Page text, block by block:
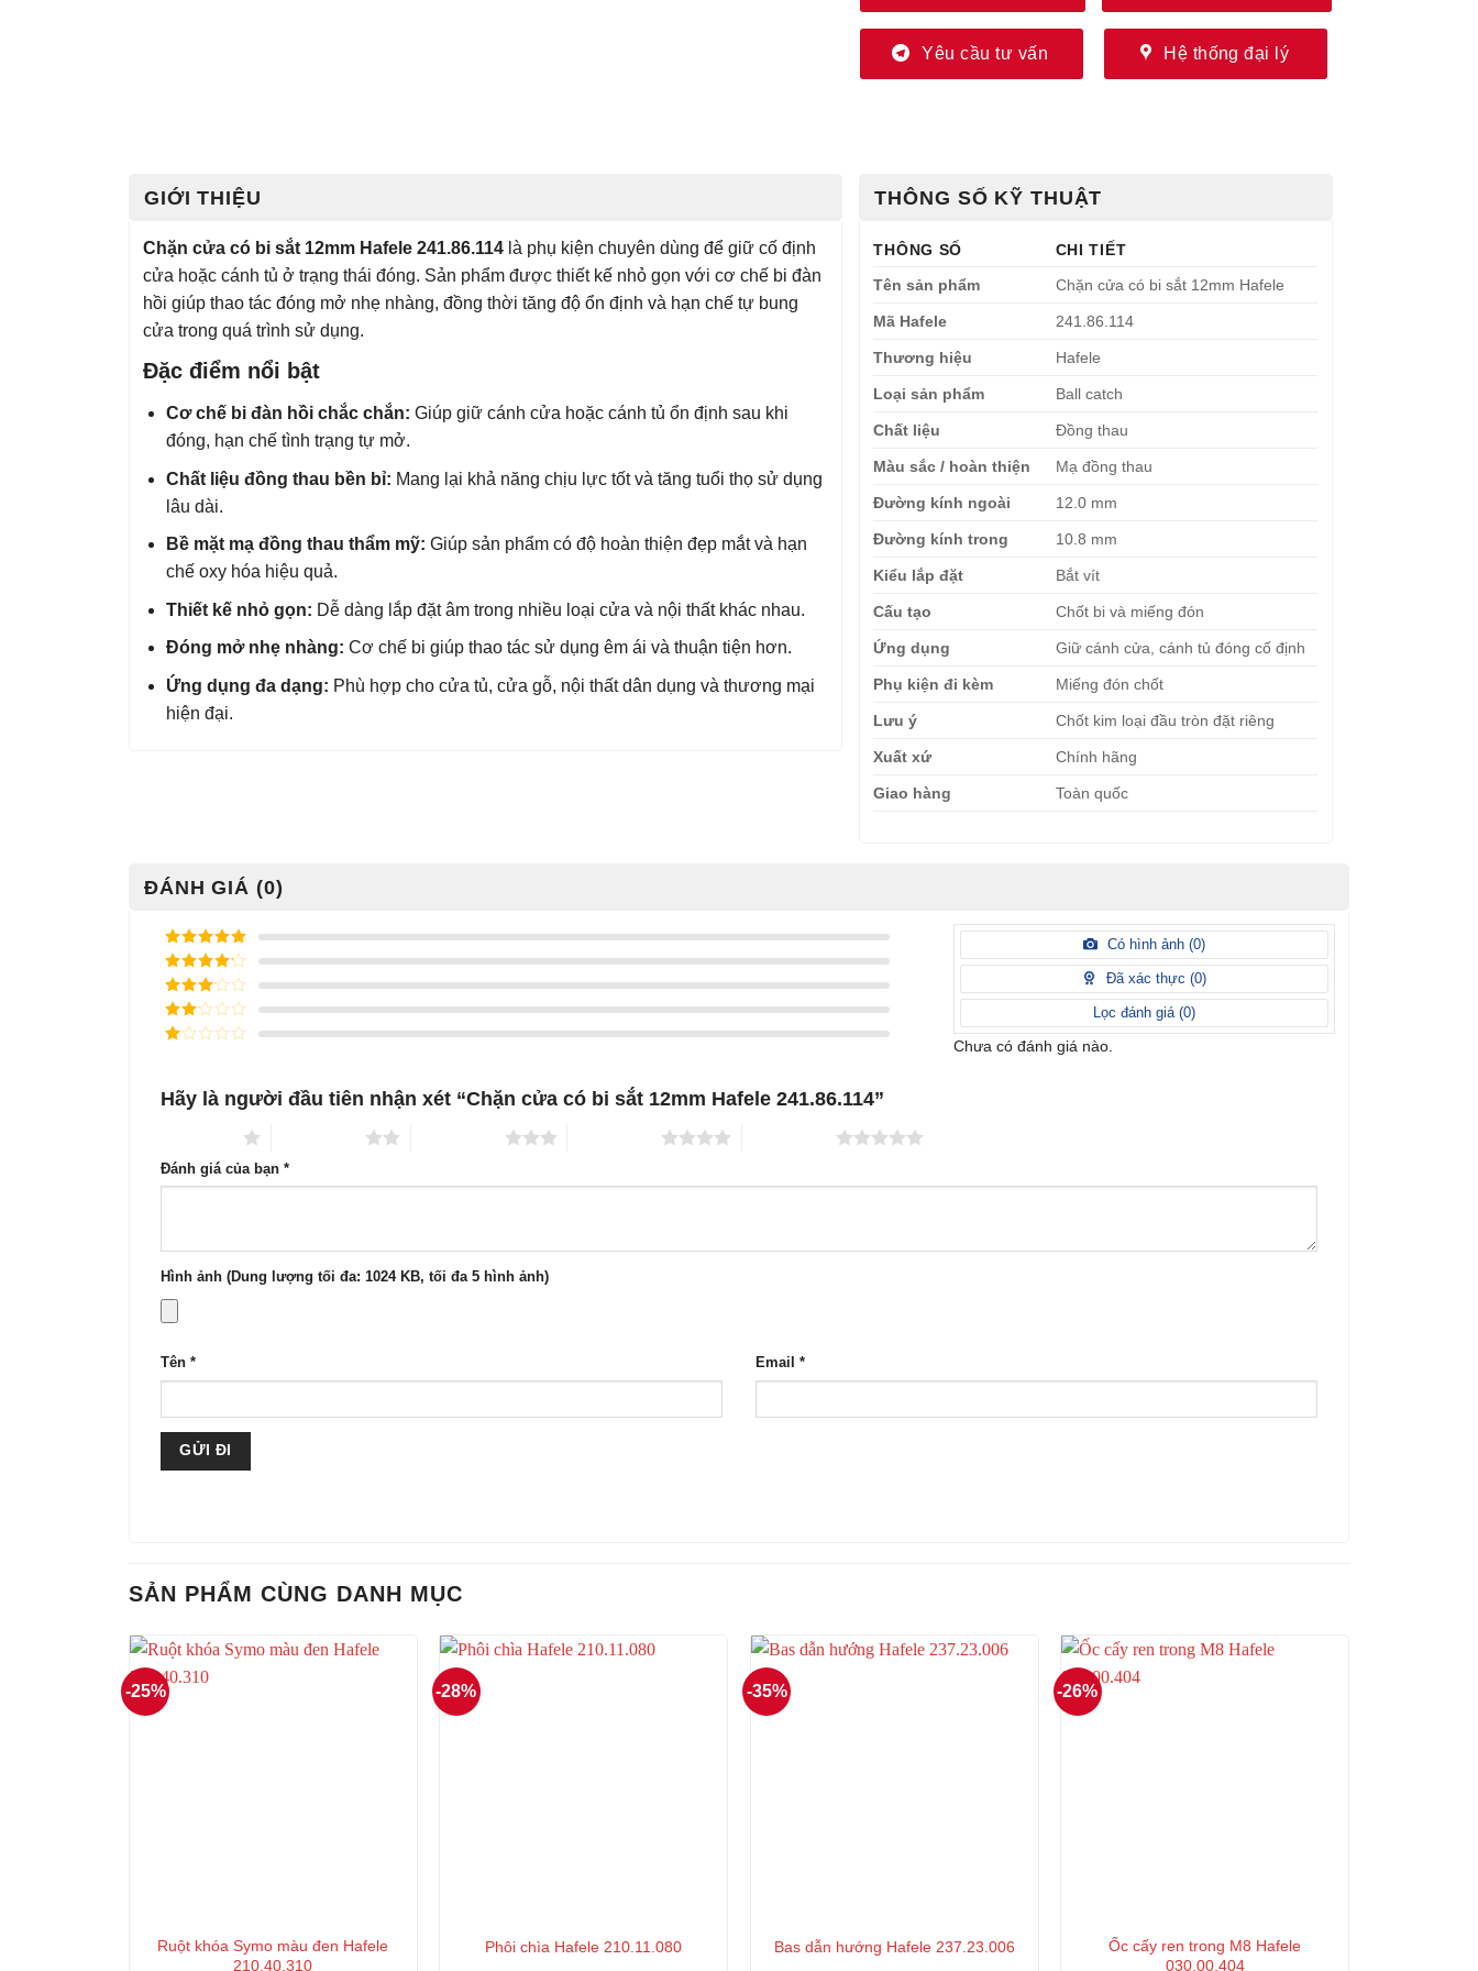
Yêu cầu tư vấn Hệ thống đại lý
GIỚI THIỆU
Chặn cửa có bi sắt 12mm Hafele 241.86.114 là phụ kiện chuyên dùng để giữ cố định
cửa hoặc cánh tủ ở trạng thái đóng. Sản phẩm được thiết kế nhỏ gọn với cơ chế bi đàn
hồi giúp thao tác đóng mở nhẹ nhàng, đồng thời tăng độ ổn định và hạn chế tự bung
cửa trong quá trình sử dụng.
Đặc điểm nổi bật
Cơ chế bi đàn hồi chắc chắn: Giúp giữ cánh cửa hoặc cánh tủ ổn định sau khi
đóng, hạn chế tình trạng tự mở.
Chất liệu đồng thau bền bỉ: Mang lại khả năng chịu lực tốt và tăng tuổi thọ sử dụng
lâu dài.
Bề mặt mạ đồng thau thẩm mỹ: Giúp sản phẩm có độ hoàn thiện đẹp mắt và hạn
chế oxy hóa hiệu quả.
Thiết kế nhỏ gọn: Dễ dàng lắp đặt âm trong nhiều loại cửa và nội thất khác nhau.
Đóng mở nhẹ nhàng: Cơ chế bi giúp thao tác sử dụng êm ái và thuận tiện hơn.
Ứng dụng đa dạng: Phù hợp cho cửa tủ, cửa gỗ, nội thất dân dụng và thương mại
hiện đại.
THÔNG SỐ KỸ THUẬT
THÔNG SỐ
CHI TIẾT
Tên sản phẩm
Chặn cửa có bi sắt 12mm Hafele
Mã Hafele 241.86.114
Thương hiệu Hafele
Loại sản phẩm Ball catch
Chất liệu Đồng thau
Màu sắc / hoàn thiện Mạ đồng thau
Đường kính ngoài 12.0 mm
Đường kính trong 10.8 mm
Kiểu lắp đặt Bắt vít
Cấu tạo Chốt bi và miếng đón
Ứng dụng Giữ cánh cửa, cánh tủ đóng cố định
Phụ kiện đi kèm Miếng đón chốt
Lưu ý Chốt kim loại đầu tròn đặt riêng
Xuất xứ Chính hãng
Giao hàng Toàn quốc
ĐÁNH GIÁ (0)
Được xếp
hạng
5
5
sao
Được xếp
hạng
4
5
sao
Được
xếp
hạng3
Được
sao
hạng
1
Có hình ảnh (0)
Đã xác thực (0)
Lọc đánh giá (0)
Chưa có đánh giá nào.
Hãy là người đầu tiên nhận xét “Chặn cửa có bi sắt 12mm Hafele 241.86.114”
Đánh giá của bạn *
Hình ảnh (Dung lượng tối đa: 1024 KB, tối đa 5 hình ảnh)
Tên * Email *
SẢN PHẨM CÙNG DANH MỤC
-25%
Ruột khóa Symo màu đen Hafele
210.40.310
-28%
Phôi chìa Hafele 210.11.080
-35%
Bas dẫn hướng Hafele 237.23.006
-26%
Ốc cấy ren trong M8 Hafele
030.00.404